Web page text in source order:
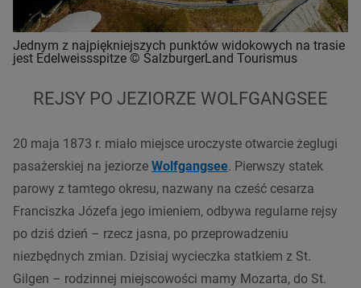
Jednym z najpiękniejszych punktów widokowych na trasie
jest Edelweissspitze © SalzburgerLand Tourismus
REJSY PO JEZIORZE WOLFGANGSEE
20 maja 1873 r. miało miejsce uroczyste otwarcie żeglugi
pasażerskiej na jeziorze Wolfgangsee. Pierwszy statek
parowy z tamtego okresu, nazwany na cześć cesarza
Franciszka Józefa jego imieniem, odbywa regularne rejsy
po dziś dzień – rzecz jasna, po przeprowadzeniu
niezbędnych zmian. Dzisiaj wycieczka statkiem z St.
Gilgen – rodzinnej miejscowości mamy Mozarta, do St.